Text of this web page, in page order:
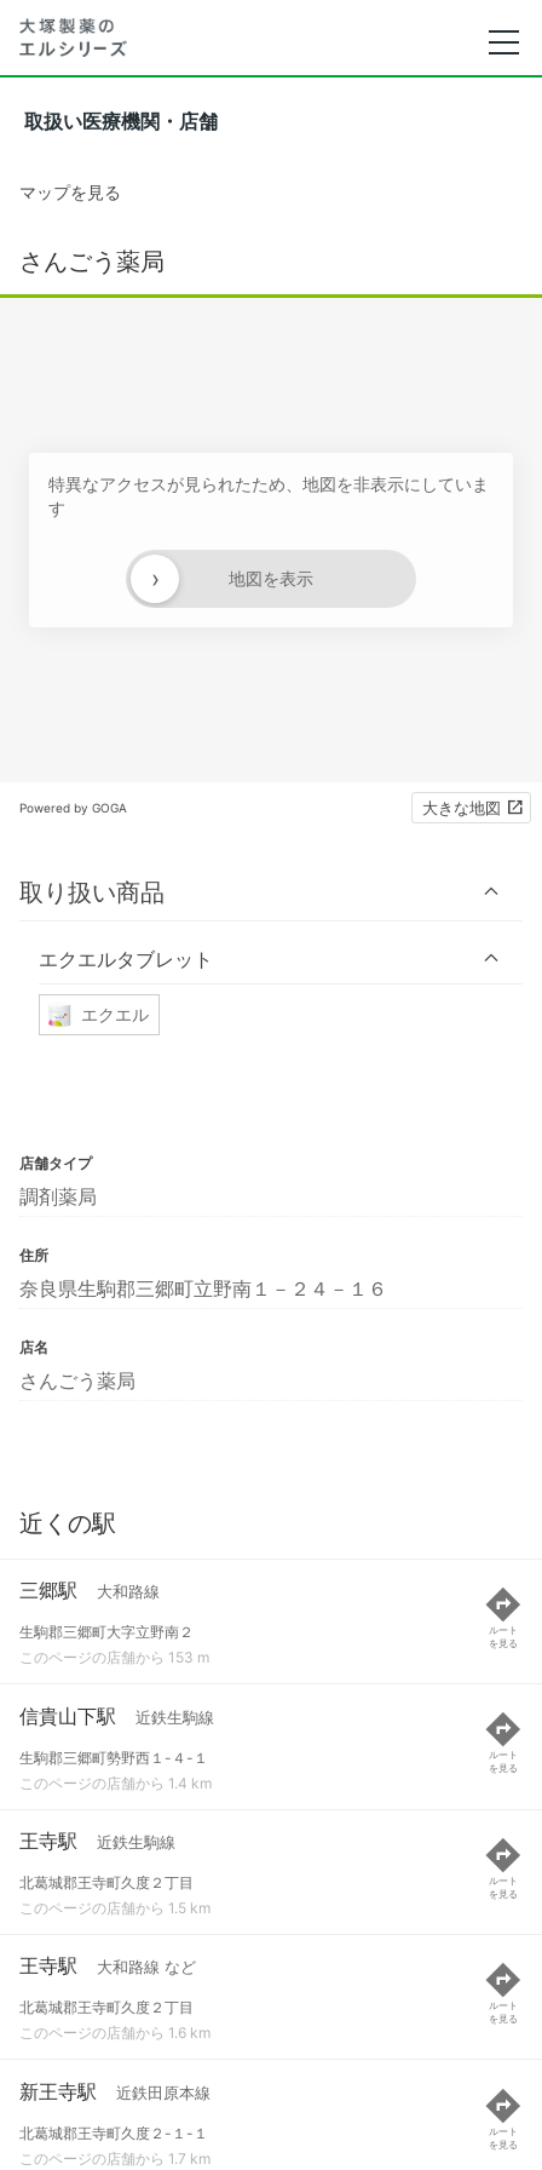
取扱い医療機関・店舗
マップを見る
さんごう薬局
特異なアクセスが見られたため、地図を非表示にしていま
す
地図を表示
›
Powered by GOGA 大きな地図
取り扱い商品
エクエルタブレット
エクエル
店舗タイプ
調剤薬局
住所
奈良県生駒郡三郷町立野南１－２４－１６
店名
さんごう薬局
近くの駅
三郷駅 大和路線
生駒郡三郷町大字立野南２
このページの店舗から 153 m
ルート
を見る
信貴山下駅 近鉄生駒線
生駒郡三郷町勢野西１-４-１
このページの店舗から 1.4 km
ルート
を見る
王寺駅 近鉄生駒線
北葛城郡王寺町久度２丁目
このページの店舗から 1.5 km
ルート
を見る
王寺駅 大和路線 など
北葛城郡王寺町久度２丁目
このページの店舗から 1.6 km
ルート
を見る
新王寺駅 近鉄田原本線
北葛城郡王寺町久度２-１-１
このページの店舗から 1.7 km
ルート
を見る